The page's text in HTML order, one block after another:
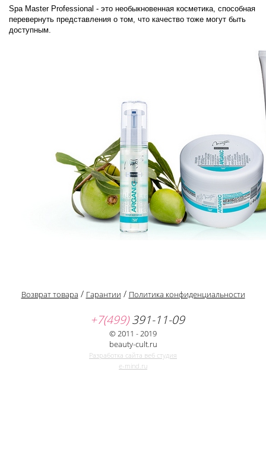
Spa Master Professional - это необыкновенная косметика, способная
перевернуть представления о том, что качество тоже могут быть
доступным.
Возврат товара / Гарантии / Политика конфиденциальности
+7(499)391-11-09
© 2011 - 2019
beauty-cult.ru
Разработка сайта веб студия
e-mind.ru